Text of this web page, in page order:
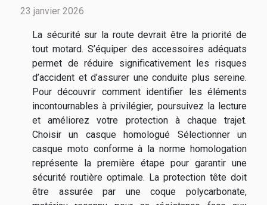
23 janvier 2026
La sécurité sur la route devrait être la priorité de
tout motard. S’équiper des accessoires adéquats
permet de réduire significativement les risques
d’accident et d’assurer une conduite plus sereine.
Pour découvrir comment identifier les éléments
incontournables à privilégier, poursuivez la lecture
et améliorez votre protection à chaque trajet.
Choisir un casque homologué Sélectionner un
casque moto conforme à la norme homologation
représente la première étape pour garantir une
sécurité routière optimale. La protection tête doit
être assurée par une coque polycarbonate,